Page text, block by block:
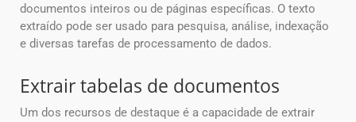
documentos inteiros ou de páginas específicas. O texto
extraído pode ser usado para pesquisa, análise, indexação
e diversas tarefas de processamento de dados.
Extrair tabelas de documentos
Um dos recursos de destaque é a capacidade de extrair